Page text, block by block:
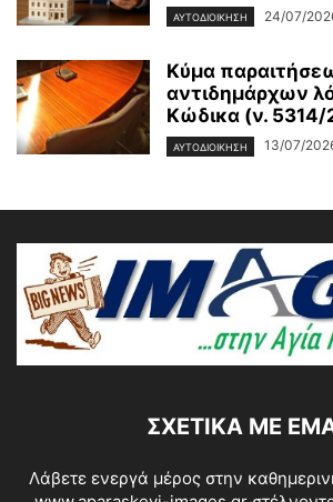
ΑΥΤΟΔΙΟΙΚΗΣΗ 24/07/
Κύμα
αντιδημάρχων
Κώδικα (ν.
ΑΥΤΟΔΙΟΙΚΗΣΗ 13/07/
ΣΧΕΤΙΚΆ ΜΕ
Λάβετε ενεργά μέρος στην